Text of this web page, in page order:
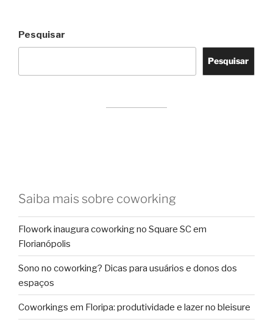
Pesquisar
Pesquisar
Saiba mais sobre coworking
Flowork inaugura coworking no Square SC em
Florianópolis
Sono no coworking? Dicas para usuários e donos dos
espaços
Coworkings em Floripa: produtividade e lazer no bleisure